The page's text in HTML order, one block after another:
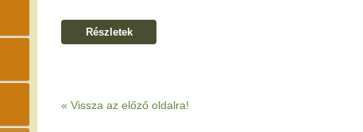
Részletek
« Vissza az előző oldalra!